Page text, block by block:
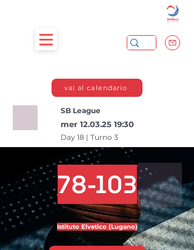
vai al calendario
SB League
mer 12.03.25 19:30
Day 18 | Turno 3
78-103
Istituto Elvetico (Lugano)